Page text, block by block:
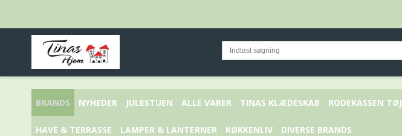
BRANDS NYHEDER JULESTUEN ALLE VARER TINAS KLÆDESKAB RODEKASSEN TØJ
HAVE & TERRASSE LAMPER & LANTERNER KØKKENLIV DIVERSE BRANDS